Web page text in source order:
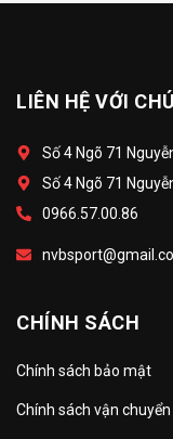
LIÊN HỆ VỚI
Số 4 Ngõ 71
Số 4 Ngõ 71
0966.57.00.86
CHÍNH SÁCH
Chính sách bảo mật
Chính sách vận chuyển